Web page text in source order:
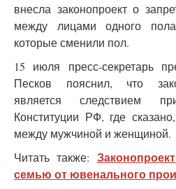
внесла законопроект о
между лицами одного
которые сменили пол.
15 июля пресс-секретарь
Песков пояснил, что
является следствием
Конституции РФ, где
между мужчиной и женщиной.
Читать также:
семью от ювенального